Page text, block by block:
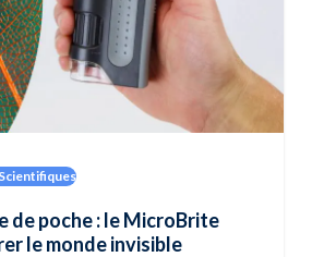
de poche : le MicroBrite
le monde invisible